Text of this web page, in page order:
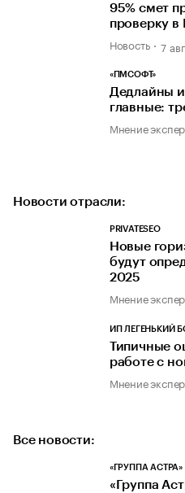
95% смет
проверку
Новость 7
«ПМСОФТ»
Дедлайны
главные:
Мнение
Новости отрасли:
PRIVATESEO
Новые
будут
2025
Мнение
ИП ЛЕГЕНЬКИЙ
Типичные
работе с
Мнение
Все новости:
«ГРУППА АСТРА»
«Группа